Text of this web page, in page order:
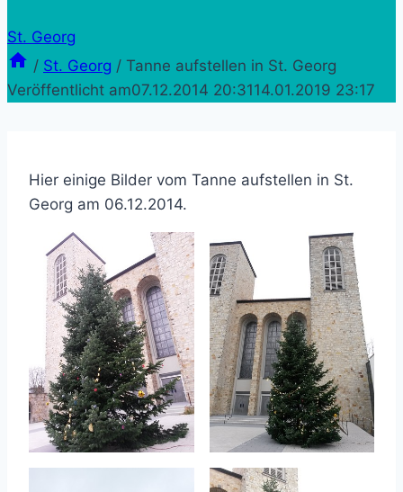
St. Georg
/ St. Georg / Tanne aufstellen in St. Georg
Veröffentlicht am07.12.2014 20:3114.01.2019 23:17
Hier einige Bilder vom Tanne aufstellen in St.
Georg am 06.12.2014.